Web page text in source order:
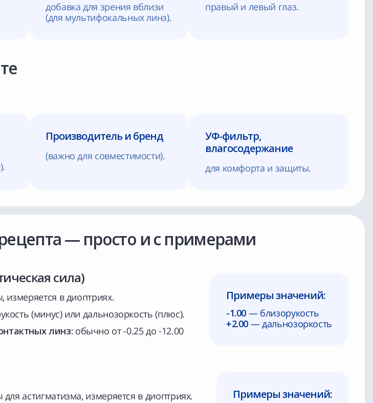
добавка для зрения вблизи
(для мультифокальных линз).
правый и левый глаз.
Производитель и бренд
(важно для совместимости).
УФ-фильтр,
влагосодержание
для комфорта и защиты.
— просто и с примерами
сила)
измеряется в диоптриях.
(минус) или дальнозоркость (плюс).
линз: обычно от -0.25 до -12.00
Примеры значений:
-1.00 — близорукость
+2.00 — дальнозоркость
астигматизма, измеряется в диоптриях.
Примеры значений: